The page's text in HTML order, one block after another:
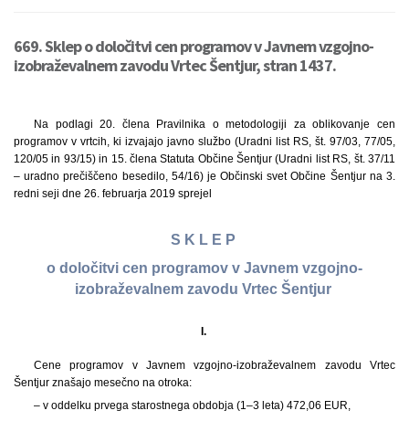
669. Sklep o določitvi cen programov v Javnem vzgojno-
izobraževalnem zavodu Vrtec Šentjur, stran 1437.
Na podlagi 20. člena Pravilnika o metodologiji za oblikovanje cen
programov v vrtcih, ki izvajajo javno službo (Uradni list RS, št. 97/03, 77/05,
120/05 in 93/15) in 15. člena Statuta Občine Šentjur (Uradni list RS, št. 37/11
– uradno prečiščeno besedilo, 54/16) je Občinski svet Občine Šentjur na 3.
redni seji dne 26. februarja 2019 sprejel
S K L E P
o določitvi cen programov v Javnem vzgojno-
izobraževalnem zavodu Vrtec Šentjur
I.
Cene programov v Javnem vzgojno-izobraževalnem zavodu Vrtec
Šentjur znašajo mesečno na otroka:
– v oddelku prvega starostnega obdobja (1–3 leta) 472,06 EUR,